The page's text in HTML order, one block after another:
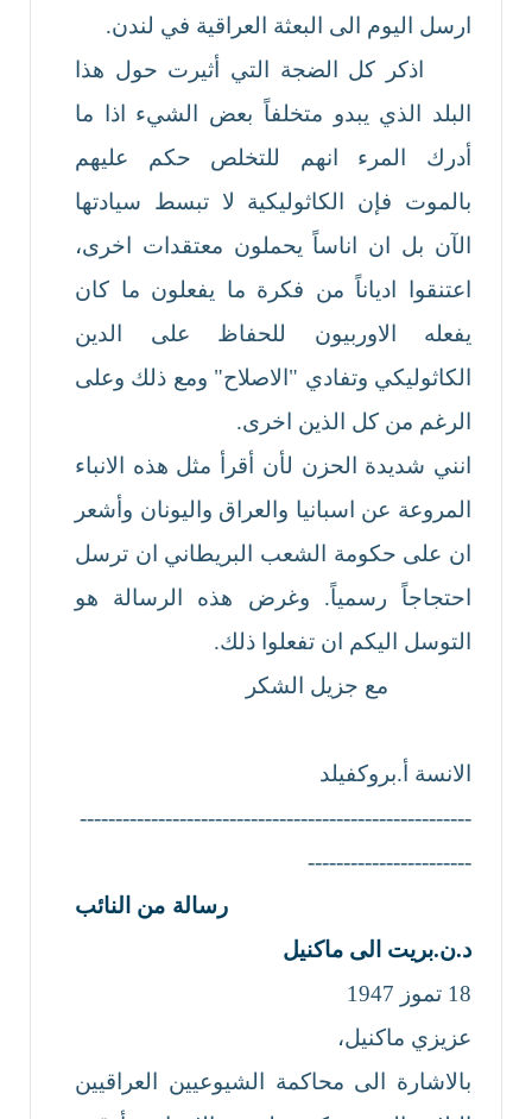
ارسل اليوم الى البعثة العراقية في لندن.
اذكر كل الضجة التي أثيرت حول هذا
البلد الذي يبدو متخلفاً بعض الشيء اذا ما
أدرك المرء انهم للتخلص حكم عليهم
بالموت فإن الكاثوليكية لا تبسط سيادتها
الآن بل ان اناساً يحملون معتقدات اخرى،
اعتنقوا ادياناً من فكرة ما يفعلون ما كان
يفعله الاوربيون للحفاظ على الدين
الكاثوليكي وتفادي "الاصلاح" ومع ذلك وعلى
الرغم من كل الذين اخرى.
انني شديدة الحزن لأن أقرأ مثل هذه الانباء
المروعة عن اسبانيا والعراق واليونان وأشعر
ان على حكومة الشعب البريطاني ان ترسل
احتجاجاً رسمياً. وغرض هذه الرسالة هو
التوسل اليكم ان تفعلوا ذلك.
مع جزيل الشكر
الانسة أ.بروكفيلد
-------------------------------------------------------
-----------------------
رسالة من النائب
د.ن.بريت الى ماكنيل
18 تموز 1947
عزيزي ماكنيل،
بالاشارة الى محاكمة الشيوعيين العراقيين